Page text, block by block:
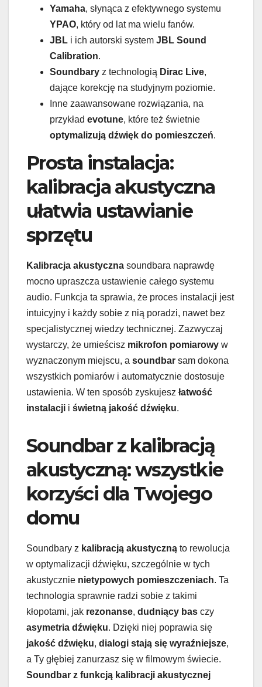
Yamaha, słynąca z efektywnego systemu
YPAO, który od lat ma wielu fanów.
JBL i ich autorski system JBL Sound
Calibration.
Soundbary z technologią Dirac Live,
dające korekcję na studyjnym poziomie.
Inne zaawansowane rozwiązania, na
przykład evotune, które też świetnie
optymalizują dźwięk do pomieszczeń.
Prosta instalacja:
kalibracja akustyczna
ułatwia ustawianie
sprzętu
Kalibracja akustyczna soundbara naprawdę
mocno upraszcza ustawienie całego systemu
audio. Funkcja ta sprawia, że proces instalacji jest
intuicyjny i każdy sobie z nią poradzi, nawet bez
specjalistycznej wiedzy technicznej. Zazwyczaj
wystarczy, że umieścisz mikrofon pomiarowy w
wyznaczonym miejscu, a soundbar sam dokona
wszystkich pomiarów i automatycznie dostosuje
ustawienia. W ten sposób zyskujesz łatwość
instalacji i świetną jakość dźwięku.
Soundbar z kalibracją
akustyczną: wszystkie
korzyści dla Twojego
domu
Soundbary z kalibracją akustyczną to rewolucja
w optymalizacji dźwięku, szczególnie w tych
akustycznie nietypowych pomieszczeniach. Ta
technologia sprawnie radzi sobie z takimi
kłopotami, jak rezonanse, dudniący bas czy
asymetria dźwięku. Dzięki niej poprawia się
jakość dźwięku, dialogi stają się wyraźniejsze,
a Ty głębiej zanurzasz się w filmowym świecie.
Soundbar z funkcją kalibracji akustycznej